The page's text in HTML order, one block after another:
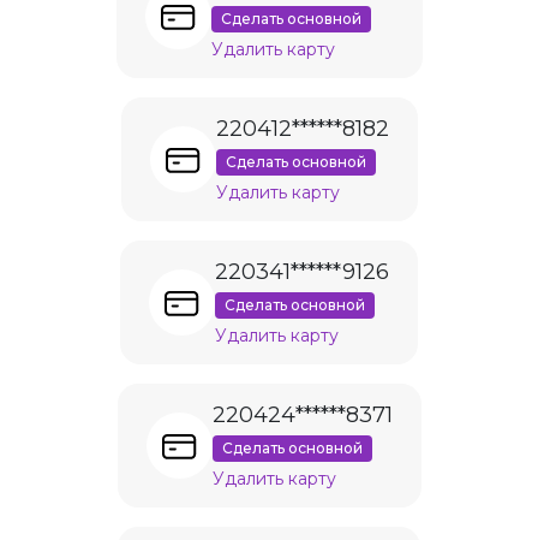
Сделать основной
Удалить карту
220412******8182
Сделать основной
Удалить карту
220341******9126
Сделать основной
Удалить карту
220424******8371
Сделать основной
Удалить карту